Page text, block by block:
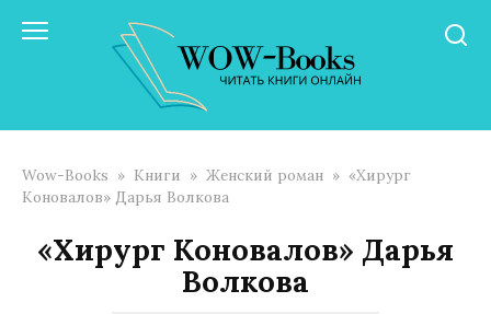
Wow-Books » Книги » Женский роман » «Хирург
Коновалов» Дарья Волкова
«Хирург Коновалов» Дарья
Волкова